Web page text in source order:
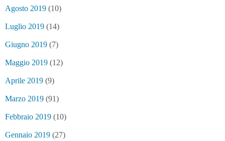
Agosto 2019 (10)
Luglio 2019 (14)
Giugno 2019 (7)
Maggio 2019 (12)
Aprile 2019 (9)
Marzo 2019 (91)
Febbraio 2019 (10)
Gennaio 2019 (27)